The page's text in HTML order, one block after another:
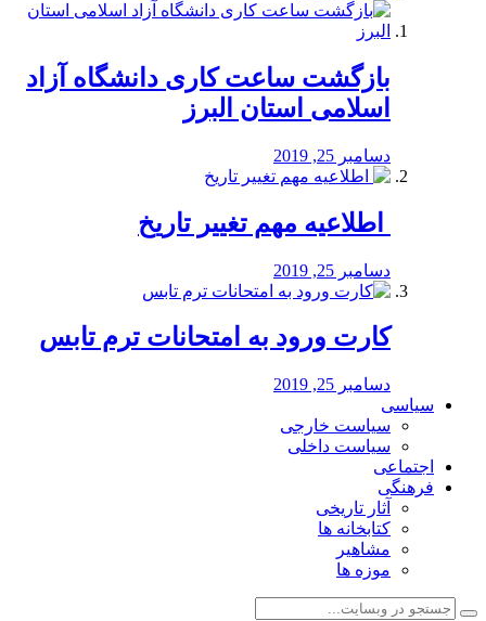
بازگشت ساعت کاری دانشگاه آزاد
اسلامی استان البرز
دسامبر 25, 2019
️ اطلاعیه مهم تغییر تاریخ
دسامبر 25, 2019
کارت ورود به امتحانات ترم تابس
دسامبر 25, 2019
سیاسی
سیاست خارجی
سیاست داخلی
اجتماعی
فرهنگی
آثار تاریخی
کتابخانه ها
مشاهیر
موزه ها